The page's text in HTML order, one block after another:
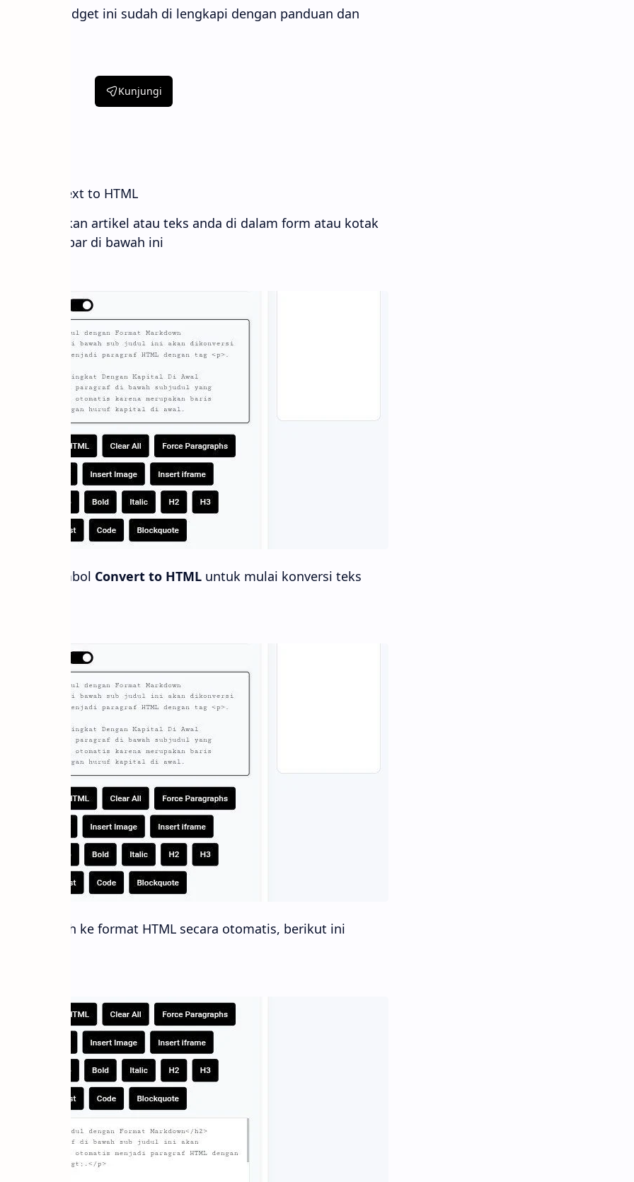
widget ini sudah di lengkapi dengan panduan dan
Kunjungi
widget text to HTML
tempelkan artikel atau teks anda di dalam form atau kotak
gambar di bawah ini
klik tombol Convert to HTMLuntuk mulai konversi teks
akan di ubah ke format HTML secara otomatis, berikut ini